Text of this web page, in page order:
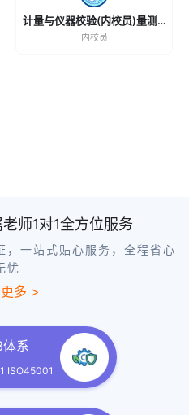
计量与仪器校验(内校员)量测校验员
内校员
师1对1全方位服务
，一站式贴心服务，全程省心
忧
多 >
系
ISO45001